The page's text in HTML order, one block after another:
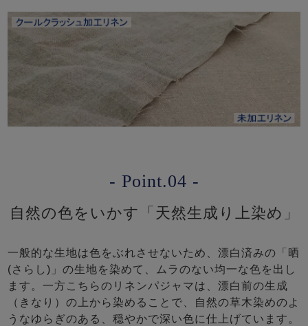
- Point.04 -
自然の色をいかす「天然生成り上染め」
一般的な生地は色をぶれさせないため、漂白済みの「晒
(さらし)」の生地を染めて、ムラのない均一な色を出し
ます。一方こちらのリネンパジャマは、漂白前の生成
（きなり）の上から染めることで、自然の草木染めのよ
うなゆらぎのある、穏やかで深い色に仕上げています。